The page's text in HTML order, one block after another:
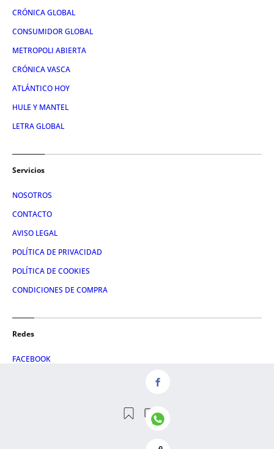
CRÓNICA GLOBAL
CONSUMIDOR GLOBAL
METROPOLI ABIERTA
CRÓNICA VASCA
ATLÁNTICO HOY
HULE Y MANTEL
LETRA GLOBAL
Servicios
NOSOTROS
CONTACTO
AVISO LEGAL
POLÍTICA DE PRIVACIDAD
POLÍTICA DE COOKIES
CONDICIONES DE COMPRA
Redes
FACEBOOK